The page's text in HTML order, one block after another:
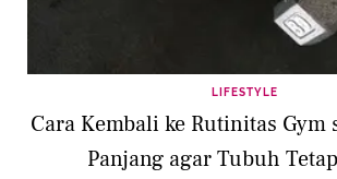
LIFESTYLE
Cara Kembali ke Rutinitas
Panjang agar Tubuh